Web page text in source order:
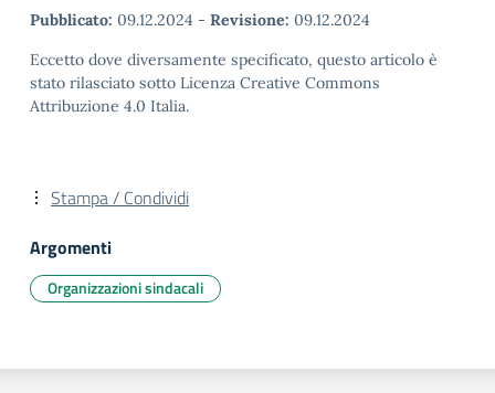
Pubblicato: 09.12.2024 - Revisione: 09.12.2024
Eccetto dove diversamente specificato, questo articolo è
stato rilasciato sotto Licenza Creative Commons
Attribuzione 4.0 Italia.
Stampa / Condividi
Argomenti
Organizzazioni sindacali